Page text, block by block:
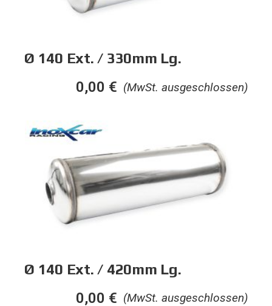
Ø 140 Ext. / 330mm Lg.
(MwSt. ausgeschlossen)
0,00 €
Ø 140 Ext. / 420mm Lg.
(MwSt. ausgeschlossen)
0,00 €